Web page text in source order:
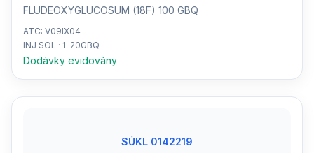
FLUDEOXYGLUCOSUM (18F) 100 GBQ
ATC: V09IX04
INJ SOL · 1-20GBQ
Dodávky evidovány
SÚKL 0142219